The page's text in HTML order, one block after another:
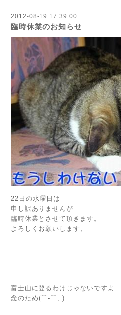
2012-08-19 17:39:00
臨時休業のお知らせ
22日の水曜日は
申し訳ありませんが
臨時休業とさせて頂きます。
よろしくお願いします。
富士山に登るわけじゃないですよ…
念のため(⌒-⌒; )